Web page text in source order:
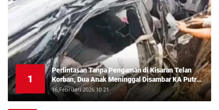
1
Perlintasan Tanpa Pengaman di Kisaran Telan
Korban, Dua Anak Meninggal Disambar KA Putri
Deli
16,Februari 2026 10 21